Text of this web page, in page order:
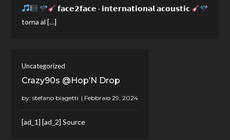
𝗳𝗮𝗰𝗲𝟮𝗳𝗮𝗰𝗲 · 𝗶𝗻𝘁𝗲𝗿𝗻𝗮𝘁𝗶𝗼𝗻𝗮𝗹 𝗮𝗰𝗼𝘂𝘀𝘁𝗶𝗰
torna al […]
Uncategorized
Crazy90s @Hop’N Drop
by:stefano biagetti
[ad_1] [ad_2] Source